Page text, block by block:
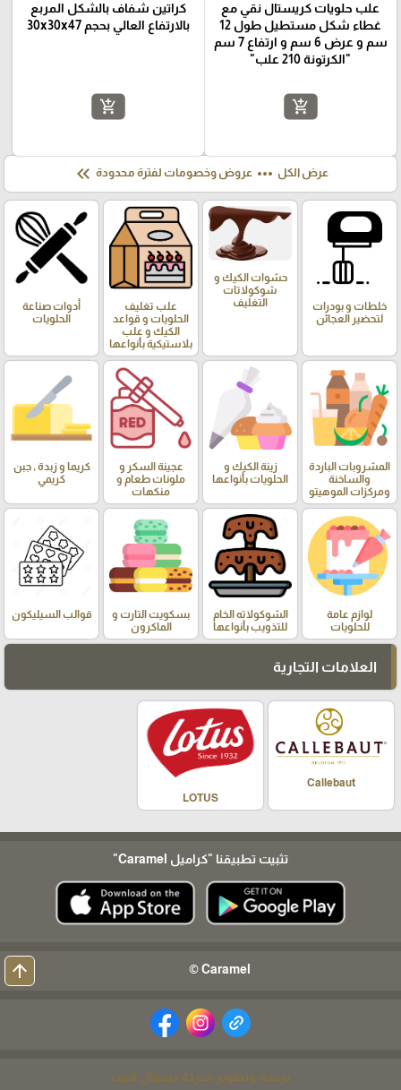
علب حلويات كريستال نقي مع
غطاء شكل مستطيل طول 12
سم و عرض 6 سم و ارتفاع 7 سم
"الكرتونة 210 علب"
add_shopping_cart
كراتين شفاف بالشكل المربع
بالارتفاع العالي بحجم 30x30x47
add_shopping_cart
عرض الكل more_horiz عروض وخصومات لفترة محدودة keyboard_double_arrow_left
خلطات و بودرات
لتحضير العجائن
حشوات الكيك و
شوكولاتات
التغليف
علب تغليف
الحلويات و قواعد
الكيك و علب
بلاستيكية بأنواعها
أدوات صناعة
الحلويات
المشروبات الباردة
والساخنة
ومركزات الموهيتو
زينة الكيك و
الحلويات بأنواعها
عجينة السكر و
ملونات طعام و
منكهات
كريما و زبدة , جبن
كريمي
لوازم عامة
للحلويات
الشوكولاته الخام
للتذويب بأنواعها
بسكويت التارت و
الماكرون
قوالب السيليكون
العلامات التجارية
Callebaut
LOTUS
تثبيت تطبيقنا "كراميل Caramel"
Caramel ©
arrow_upward
برمجة وتطوير شركة ديجيتال لايف